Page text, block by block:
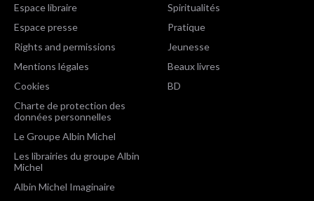
Espace libraire
Espace presse
Rights and permissions
Mentions légales
Cookies
Charte de protection des
données personnelles
Le Groupe Albin Michel
Les librairies du groupe Albin
Michel
Albin Michel Imaginaire
Spiritualités
Pratique
Jeunesse
Beaux livres
BD